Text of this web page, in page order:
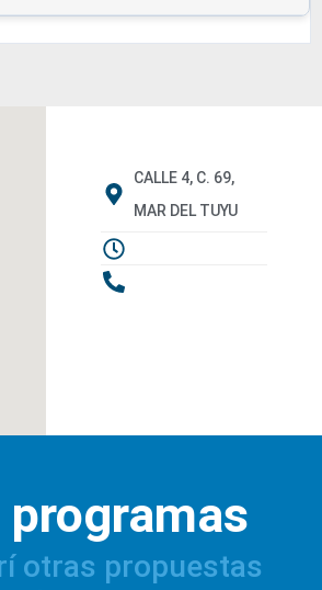
CALLE 4, C. 69,
MAR DEL TUYU
programas
otras propuestas